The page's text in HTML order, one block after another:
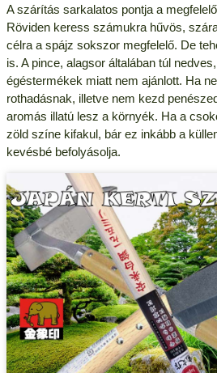
A szárítás sarkalatos pontja a
Röviden keress számukra hűvös,
célra a spájz sokszor megfelelő. De
is. A pince, alagsor általában túl
égéstermékek miatt nem ajánlott. Ha
rothadásnak, illetve nem kezd
aromás illatú lesz a környék. Ha a
zöld színe kifakul, bár ez inkább a
kevésbé befolyásolja.